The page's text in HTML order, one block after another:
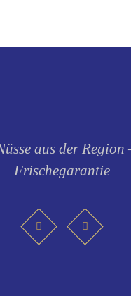
aus der Region
Frischegarantie